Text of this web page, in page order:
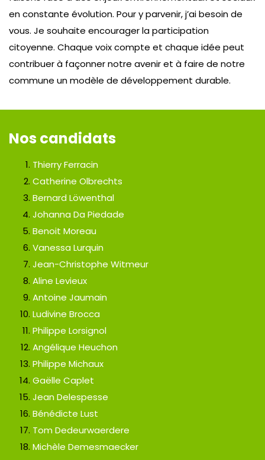
en constante évolution. Pour y parvenir, j’ai besoin de
vous. Je souhaite encourager la participation
citoyenne. Chaque voix compte et chaque idée peut
contribuer à façonner notre avenir et à faire de notre
commune un modèle de développement durable.
Nos candidats
Thierry Ferracin
Catherine Olbrechts
Bernard Löwenthal
Johanna Da Piedade
Benoit Moreau
Vanessa Lurquin
Jean-Christophe Witmeur
Aline Levieux
Antoine Jaumain
Ludivine Brocca
Philippe Lorsignol
Angélique Heuchon
Philippe Michaux
Gaëlle Caplet
Jean Delespesse
Bénédicte Lust
Tom Dedeurwaerdere
Michèle Demesmaecker